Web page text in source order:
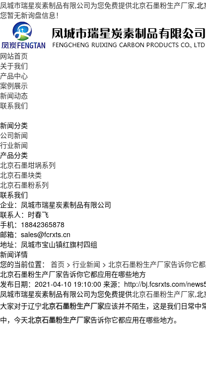
凤城市瑞星炭素制品有限公司为您免费提供北京石墨粉生产厂家,北
您暂无新询盘信息！
网站首页
关于我们
产品中心
案例展示
新闻动态
联系我们
新闻分类
公司新闻
行业新闻
产品分类
北京石墨坩埚系列
北京石墨块类
北京石墨粉系列
联系我们
企业：凤城市瑞星炭素制品有限公司
联系人：时春飞
手机：18842365878
邮箱：sales@fcrxts.cn
地址：凤城市宝山镇红旗村四组
新闻详情
您的当前位置： 首页 > 行业新闻 > 北京石墨粉生产厂家告诉你它
北京石墨粉生产厂家告诉你它都应用在哪些地方
发布日期： 2021-04-10 19:10:00 来源： http://bj.fcsrxts.com/
凤城市瑞星炭素制品有限公司为您免费提供北京石墨粉生产厂家,北
大家对于辽宁北京石墨粉生产厂家应该并不陌生，这是我们日常中
中，今天北京石墨粉生产厂家告诉你它都应用在哪些地方。